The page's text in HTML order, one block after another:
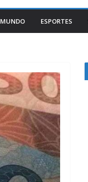
MUNDO ESPORTES